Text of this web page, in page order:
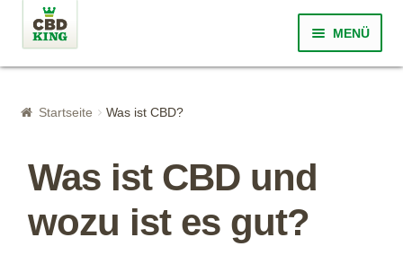
Zur Navigation springen
Springe zum Inhalt
MENÜ
Über CBD King
Qualität
Startseite Was ist CBD?
Was ist CBD und
wozu ist es gut?